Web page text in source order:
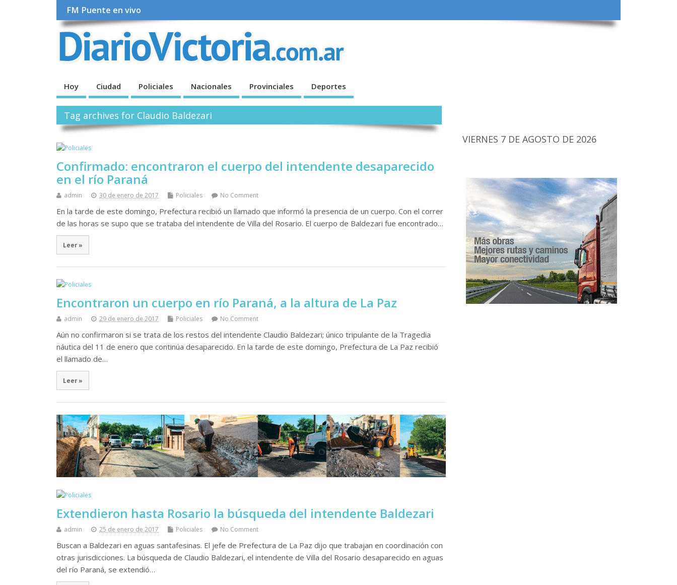
FM Puente en vivo
Hoy Ciudad Policiales Nacionales Provinciales Deportes
Tag archives for Claudio Baldezari
Confirmado: encontraron el cuerpo del intendente desaparecido
en el río Paraná
admin 30 de enero de 2017 Policiales No Comment
En la tarde de este domingo, Prefectura recibió un llamado que informó la presencia de un cuerpo. Con el correr
de las horas se supo que se trataba del intendente de Villa del Rosario. El cuerpo de Baldezari fue encontrado…
Leer »
Encontraron un cuerpo en río Paraná, a la altura de La Paz
admin 29 de enero de 2017 Policiales No Comment
Aún no confirmaron si se trata de los restos del intendente Claudio Baldezari; único tripulante de la Tragedia
náutica del 11 de enero que continúa desaparecido. En la tarde de este domingo, Prefectura de La Paz recibió
el llamado de…
Leer »
Extendieron hasta Rosario la búsqueda del intendente Baldezari
admin 25 de enero de 2017 Policiales No Comment
Buscan a Baldezari en aguas santafesinas. El jefe de Prefectura de La Paz dijo que trabajan en coordinación con
otras jurisdicciones. La búsqueda de Claudio Baldezari, el intendente de Villa del Rosario desaparecido en aguas
del río Paraná, se extendió…
VIERNES 7 DE AGOSTO DE 2026